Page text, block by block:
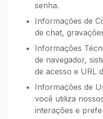
senha.
Informações de
de chat,
Informações
de navegador,
de acesso e URL
Informações de
você utiliza
interações e